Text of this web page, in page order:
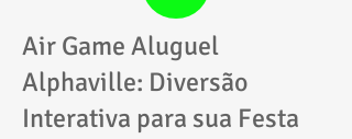
Air Game Aluguel
Alphaville: Diversão
Interativa para sua Festa